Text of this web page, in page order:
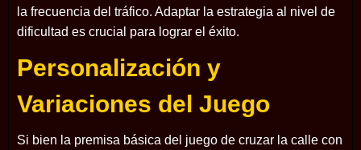
la frecuencia del tráfico. Adaptar la estrategia al nivel de
dificultad es crucial para lograr el éxito.
Personalización y
Variaciones del Juego
Si bien la premisa básica del juego de cruzar la calle con